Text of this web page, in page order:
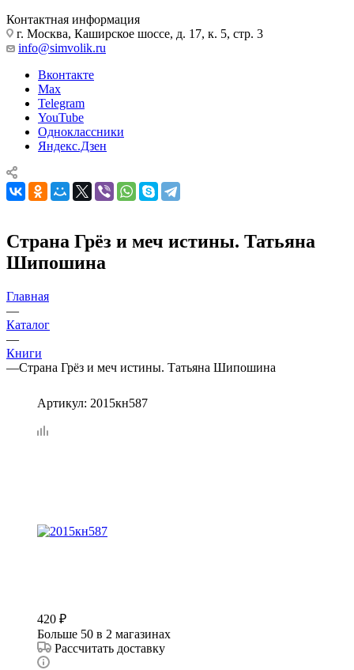
Контактная информация
г. Москва, Каширское шоссе, д. 17, к. 5, стр. 3
info@simvolik.ru
Вконтакте
Max
Telegram
YouTube
Одноклассники
Яндекс.Дзен
Страна Грёз и меч истины. Татьяна
Шипошина
Главная
—
Каталог
—
Книги
—Страна Грёз и меч истины. Татьяна Шипошина
Артикул: 2015кн587
420 ₽
Больше 50 в 2 магазинах
Рассчитать доставку